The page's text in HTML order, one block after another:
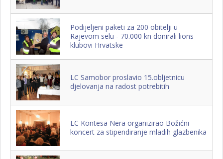
Podijeljeni paketi za 200 obitelji u
Rajevom selu - 70.000 kn donirali lions
klubovi Hrvatske
LC Samobor proslavio 15.obljetnicu
djelovanja na radost potrebitih
LC Kontesa Nera organizirao Božićni
koncert za stipendiranje mladih glazbenika